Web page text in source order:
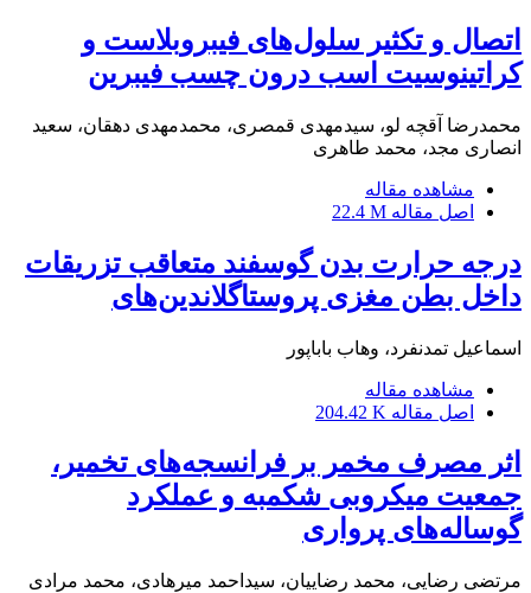
اتصال و تکثیر سلول‌های فیبروبلاست و
کراتینوسیت اسب درون چسب فیبرین
محمدرضا آقچه لو، سیدمهدی قمصری، محمدمهدی دهقان، سعید
انصاری مجد، محمد طاهری
مشاهده مقاله
اصل مقاله 22.4 M
درجه حرارت بدن گوسفند متعاقب تزریقات
داخل بطن مغزی پروستاگلاندین‌‌‌های
اسماعیل تمدنفرد، وهاب باباپور
مشاهده مقاله
اصل مقاله 204.42 K
‌اثر مصرف مخمر بر فرانسجه‌های تخمیر،
جمعیت میکروبی شکمبه و عملکرد
گوساله‌های پرواری
مرتضی رضایی، محمد رضاییان، سیداحمد میرهادی، محمد مرادی